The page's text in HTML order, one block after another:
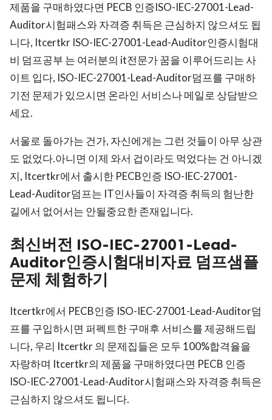
제품을 구매하였다면 PECB 인증ISO-IEC-27001-Lead-
Auditor시험패스와 자격증 취득은 근심하지 않으셔도 됩
니다, Itcertkr ISO-IEC-27001-Lead-Auditor인증시험대
비 덤프공부 는 여러분의 it전문가 꿈을 이루어드리는 사
이트 입다, ISO-IEC-27001-Lead-Auditor덤프를 구매하
기전 문제가 있으시면 온라인 서비스나 메일로 상담받으
세요.
서울로 돌아가는 건가, 자신에게는 그런 것들이 아무 상관
도 없었다.아니면 이제 와서 겁이라도 먹었다는 건 아니겠
지, Itcertkr에서 출시한 PECB인증 ISO-IEC-27001-
Lead-Auditor덤프는 IT인사들이 자격증 취득의 험난한
길에서 없어서는 안될중요한 존재입니다.
최신버전 ISO-IEC-27001-Lead-
Auditor인증시험대비자료 덤프샘플
문제 체험하기
Itcertkr에서 PECB인증 ISO-IEC-27001-Lead-Auditor덤
프를 구입하시면 퍼펙트한 구매후 서비스를 제공해드립
니다, 우리 Itcertkr 의 문제집들은 모두 100%합격율을
자랑하며 Itcertkr의 제품을 구매하였다면 PECB 인증
ISO-IEC-27001-Lead-Auditor시험패스와 자격증 취득은
근심하지 않으셔도 됩니다.